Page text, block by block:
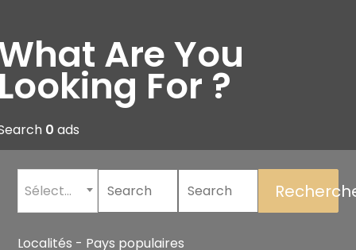
Are You
For ?
0 ads
Sélectionner une catégorie
Localités - Pays populaires